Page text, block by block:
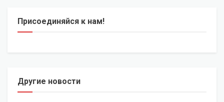
Присоединяйся к нам!
Другие новости